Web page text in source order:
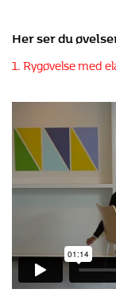
Her ser du
1. Rygøvelse med